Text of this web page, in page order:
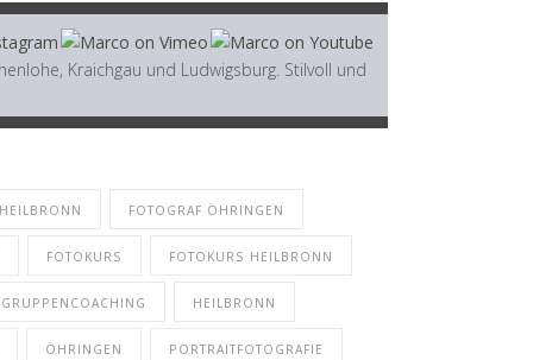
Kraichgau und Ludwigsburg. Stilvoll und
FOTOGRAF ÖHRINGEN
FOTOKURS FOTOKURS HEILBRONN
GRUPPENCOACHING HEILBRONN
ÖHRINGEN PORTRAITFOTOGRAFIE